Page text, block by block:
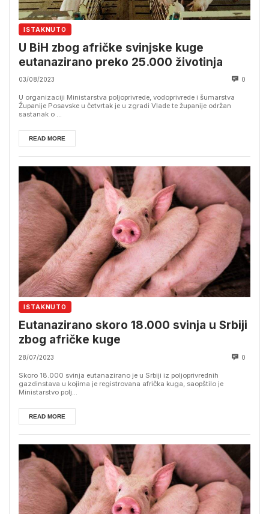
ISTAKNUTO
U BiH zbog afričke svinjske kuge
eutanazirano preko 25.000 životinja
03/08/2023 0
U organizaciji Ministarstva poljoprivrede, vodoprivrede i šumarstva
Županije Posavske u četvrtak je u zgradi Vlade te županije održan
sastanak o ...
READ MORE
ISTAKNUTO
Eutanazirano skoro 18.000 svinja u Srbiji
zbog afričke kuge
28/07/2023 0
Skoro 18.000 svinja eutanazirano je u Srbiji iz poljoprivrednih
gazdinstava u kojima je registrovana afrička kuga, saopštilo je
Ministarstvo polj...
READ MORE